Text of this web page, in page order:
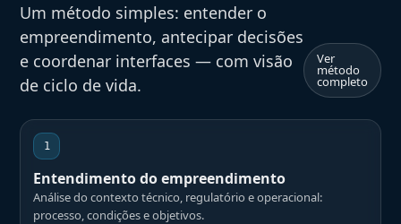
Um método simples: entender o
empreendimento, antecipar decisões
e coordenar interfaces — com visão
de ciclo de vida.
Ver
método
completo
1
Entendimento do empreendimento
Análise do contexto técnico, regulatório e operacional:
processo, condições e objetivos.